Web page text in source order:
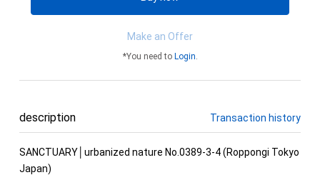
Make an Offer
*You need to Login.
description Transaction history
SANCTUARY│urbanized nature No.0389-3-4 (Roppongi Tokyo
Japan)